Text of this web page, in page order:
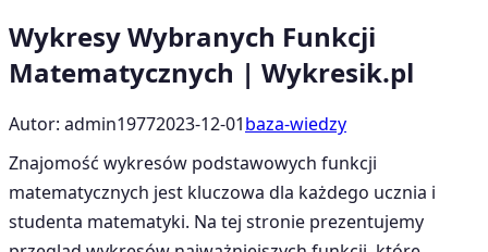
Wykresy Wybranych Funkcji
Matematycznych | Wykresik.pl
Autor: admin19772023-12-01baza-wiedzy
Znajomość wykresów podstawowych funkcji
matematycznych jest kluczowa dla każdego ucznia i
studenta matematyki. Na tej stronie prezentujemy